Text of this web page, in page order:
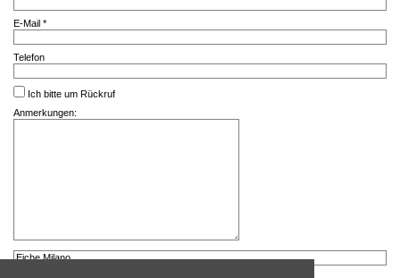
E-Mail *
Telefon
Ich bitte um Rückruf
Anmerkungen: